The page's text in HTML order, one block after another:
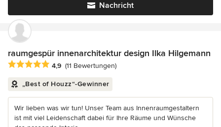
Nachricht
raumgespür innenarchitektur design Ilka Hilgemann
Durchschnittliche Bewertung: 4.9 von 5 Sternen
4,9 (11 Bewertungen)
„Best of Houzz“-Gewinner
Wir lieben was wir tun! Unser Team aus Innenraumgestaltern
ist mit viel Leidenschaft dabei für Ihre Räume und Wünsche